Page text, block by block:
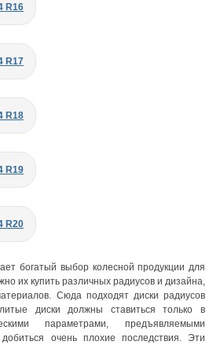
R16
R17
R18
R19
R20
богатый выбор колесной продукции для
их купить различных радиусов и дизайна,
Сюда подходят диски радиусов
диски должны ставиться только в
параметрами, предъявляемыми
очень плохие последствия. Эти